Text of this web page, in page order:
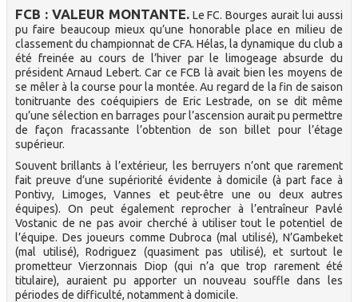
FCB : VALEUR MONTANTE.Le FC. Bourges aurait lui aussi
pu faire beaucoup mieux qu’une honorable place en milieu de
classement du championnat de CFA. Hélas, la dynamique du club a
été freinée au cours de l’hiver par le limogeage absurde du
président Arnaud Lebert. Car ce FCB là avait bien les moyens de
se mêler à la course pour la montée. Au regard de la fin de saison
tonitruante des coéquipiers de Eric Lestrade, on se dit même
qu’une sélection en barrages pour l’ascension aurait pu permettre
de façon fracassante l’obtention de son billet pour l’étage
supérieur.
Souvent brillants à l’extérieur, les berruyers n’ont que rarement
fait preuve d’une supériorité évidente à domicile (à part face à
Pontivy, Limoges, Vannes et peut-être une ou deux autres
équipes). On peut également reprocher à l’entraîneur Pavlé
Vostanic de ne pas avoir cherché à utiliser tout le potentiel de
l’équipe. Des joueurs comme Dubroca (mal utilisé), N’Gambeket
(mal utilisé), Rodriguez (quasiment pas utilisé), et surtout le
prometteur Vierzonnais Diop (qui n’a que trop rarement été
titulaire), auraient pu apporter un nouveau souffle dans les
périodes de difficulté, notamment à domicile.